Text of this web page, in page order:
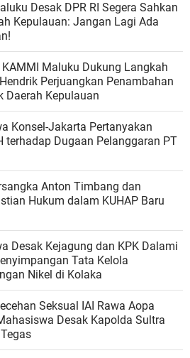
Desak DPR RI Segera Sahkan
Kepulauan: Jangan Lagi Ada
KAMMI Maluku Dukung Langkah
Perjuangkan Penambahan
Daerah Kepulauan
Konsel-Jakarta Pertanyakan
terhadap Dugaan Pelanggaran PT
Anton Timbang dan
Hukum dalam KUHAP Baru
Desak Kejagung dan KPK Dalami
Tata Kelola
Nikel di Kolaka
Seksual IAI Rawa Aopa
Desak Kapolda Sultra